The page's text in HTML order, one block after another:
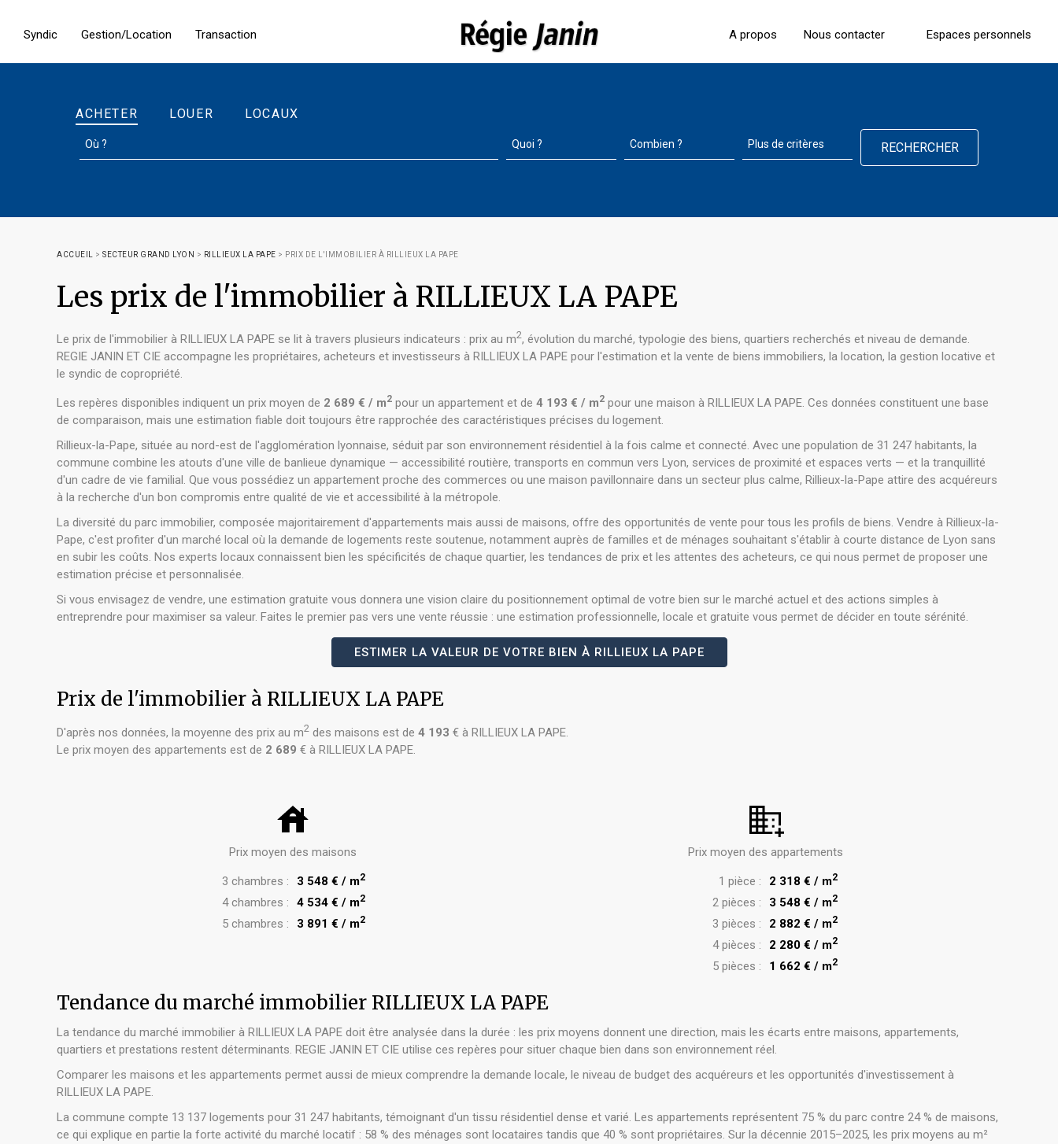
A propos Nous contacter Espaces personnels
Syndic Gestion/Location Transaction
ACHETER LOUER LOCAUX
ACCUEIL > SECTEUR GRAND LYON > RILLIEUX LA PAPE > PRIX DE L'IMMOBILIER À RILLIEUX LA PAPE
Les prix de l'immobilier à RILLIEUX LA PAPE
Le prix de l'immobilier à RILLIEUX LA PAPE se lit à travers plusieurs indicateurs : prix au m2, évolution du marché, typologie des biens, quartiers recherchés et niveau de demande.
REGIE JANIN ET CIE accompagne les propriétaires, acheteurs et investisseurs à RILLIEUX LA PAPE pour l'estimation et la vente de biens immobiliers, la location, la gestion locative et
le syndic de copropriété.
Les repères disponibles indiquent un prix moyen de 2 689 € / m2 pour un appartement et de 4 193 € / m2 pour une maison à RILLIEUX LA PAPE. Ces données constituent une base
de comparaison, mais une estimation fiable doit toujours être rapprochée des caractéristiques précises du logement.
Rillieux-la-Pape, située au nord-est de l'agglomération lyonnaise, séduit par son environnement résidentiel à la fois calme et connecté. Avec une population de 31 247 habitants, la
commune combine les atouts d'une ville de banlieue dynamique — accessibilité routière, transports en commun vers Lyon, services de proximité et espaces verts — et la tranquillité
d'un cadre de vie familial. Que vous possédiez un appartement proche des commerces ou une maison pavillonnaire dans un secteur plus calme, Rillieux-la-Pape attire des acquéreurs
à la recherche d'un bon compromis entre qualité de vie et accessibilité à la métropole.
La diversité du parc immobilier, composée majoritairement d'appartements mais aussi de maisons, offre des opportunités de vente pour tous les profils de biens. Vendre à Rillieux-la-
Pape, c'est profiter d'un marché local où la demande de logements reste soutenue, notamment auprès de familles et de ménages souhaitant s'établir à courte distance de Lyon sans
en subir les coûts. Nos experts locaux connaissent bien les spécificités de chaque quartier, les tendances de prix et les attentes des acheteurs, ce qui nous permet de proposer une
estimation précise et personnalisée.
Si vous envisagez de vendre, une estimation gratuite vous donnera une vision claire du positionnement optimal de votre bien sur le marché actuel et des actions simples à
entreprendre pour maximiser sa valeur. Faites le premier pas vers une vente réussie : une estimation professionnelle, locale et gratuite vous permet de décider en toute sérénité.
ESTIMER LA VALEUR DE VOTRE BIEN À RILLIEUX LA PAPE
Prix de l'immobilier à RILLIEUX LA PAPE
D'après nos données, la moyenne des prix au m2 des maisons est de 4 193 € à RILLIEUX LA PAPE.
Le prix moyen des appartements est de 2 689 € à RILLIEUX LA PAPE.
Prix moyen des maisons
3 chambres : 3 548 € / m2
4 chambres : 4 534 € / m2
5 chambres : 3 891 € / m2
Prix moyen des appartements
1 pièce : 2 318 € / m2
2 pièces : 3 548 € / m2
3 pièces : 2 882 € / m2
4 pièces : 2 280 € / m2
5 pièces : 1 662 € / m2
Tendance du marché immobilier RILLIEUX LA PAPE
La tendance du marché immobilier à RILLIEUX LA PAPE doit être analysée dans la durée : les prix moyens donnent une direction, mais les écarts entre maisons, appartements,
quartiers et prestations restent déterminants. REGIE JANIN ET CIE utilise ces repères pour situer chaque bien dans son environnement réel.
Comparer les maisons et les appartements permet aussi de mieux comprendre la demande locale, le niveau de budget des acquéreurs et les opportunités d'investissement à
RILLIEUX LA PAPE.
La commune compte 13 137 logements pour 31 247 habitants, témoignant d'un tissu résidentiel dense et varié. Les appartements représentent 75 % du parc contre 24 % de maisons,
ce qui explique en partie la forte activité du marché locatif : 58 % des ménages sont locataires tandis que 40 % sont propriétaires. Sur la décennie 2015–2025, les prix moyens au m²